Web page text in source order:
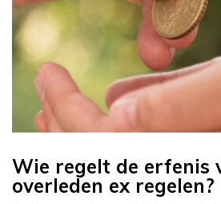
Wie regelt de erfenis
overleden ex regelen?